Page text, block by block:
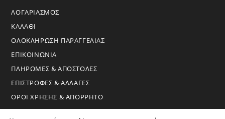
ΛΟΓΑΡΙΑΣΜΟΣ
ΚΑΛΑΘΙ
ΟΛΟΚΛΗΡΩΣΗ ΠΑΡΑΓΓΕΛΙΑΣ
ΕΠΙΚΟΙΝΩΝΙΑ
ΠΛΗΡΩΜΕΣ & ΑΠΟΣΤΟΛΕΣ
ΕΠΙΣΤΡΟΦΕΣ & ΑΛΛΑΓΕΣ
ΟΡΟΙ ΧΡΗΣΗΣ & ΑΠΟΡΡΗΤΟ